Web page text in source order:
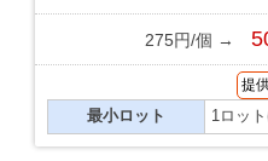
275円/個 →
提
最小ロット 1ロッ